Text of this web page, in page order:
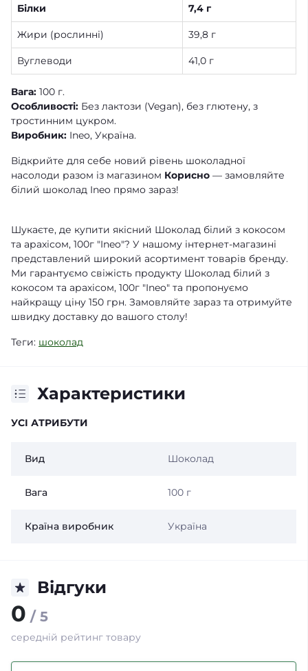
Білки 7,4 г
Жири (рослинні) 39,8 г
Вуглеводи 41,0 г
Вага: 100 г.
Особливості: Без лактози (Vegan), без глютену, з
тростинним цукром.
Виробник: Ineo, Україна.
Відкрийте для себе новий рівень шоколадної
насолоди разом із магазином Корисно — замовляйте
білий шоколад Ineo прямо зараз!
Шукаєте, де купити якісний Шоколад білий з кокосом
та арахісом, 100г "Ineo"? У нашому інтернет-магазині
представлений широкий асортимент товарів бренду.
Ми гарантуємо свіжість продукту Шоколад білий з
кокосом та арахісом, 100г "Ineo" та пропонуємо
найкращу ціну 150 грн. Замовляйте зараз та отримуйте
швидку доставку до вашого столу!
Теги: шоколад
Характеристики
УСІ АТРИБУТИ
Вид Шоколад
Вага 100 г
Країна виробник Україна
Відгуки
0 / 5
середній рейтинг товару